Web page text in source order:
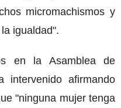
micromachismos y
igualdad".
en la Asamblea de
intervenido afirmando
"ninguna mujer tenga